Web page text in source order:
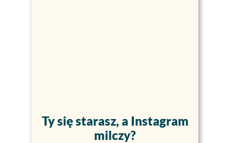
Ty się starasz, a Instagram
milczy?